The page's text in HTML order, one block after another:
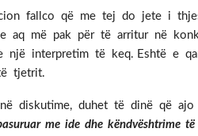
fallco që me tej do jete i
aq më pak për të arritur në
interpretim të keq. Eshtë e
tjetrit.
diskutime, duhet të dinë që
me ide dhe këndvështrime të